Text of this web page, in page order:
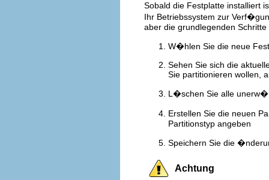
Sobald die Festplatte installiert
Ihr Betriebssystem zur
aber die grundlegenden
W�hlen Sie die neue
Sehen Sie sich die
Sie partitionieren wollen,
L�schen Sie alle
Erstellen Sie die neuen
Partitionstyp angeben
Speichern Sie die
Achtung